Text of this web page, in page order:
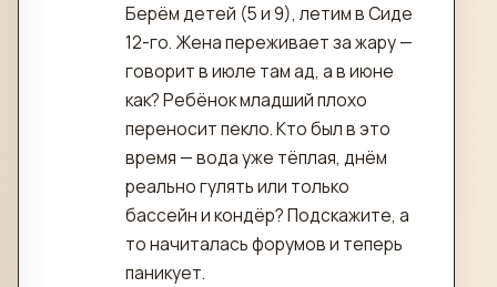
Берём детей (5 и 9), летим в Сиде
12-го. Жена переживает за жару —
говорит в июле там ад, а в июне
как? Ребёнок младший плохо
переносит пекло. Кто был в это
время — вода уже тёплая, днём
реально гулять или только
бассейн и кондёр? Подскажите, а
то начиталась форумов и теперь
паникует.